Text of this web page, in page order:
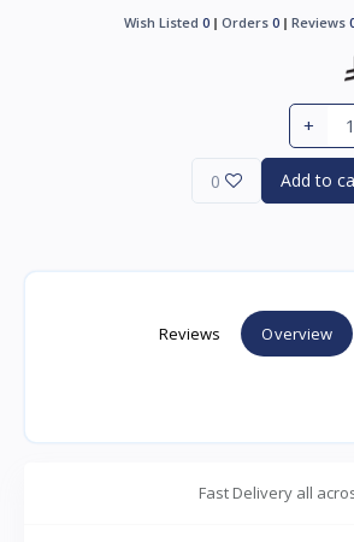
0
0
+
Add to
0
Overview
Reviews
Fast Delivery all